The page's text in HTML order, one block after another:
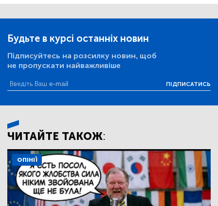
Будьте в курсі останніх новин
Підписуйтесь на розсилку новин, щоб
не пропускати найважливіше
ПІДПИСАТИСЬ
ЧИТАЙТЕ ТАКОЖ:
ОПІНІЇ